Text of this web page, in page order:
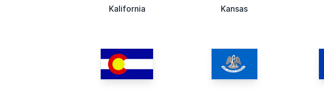
Kalifornia Kansas